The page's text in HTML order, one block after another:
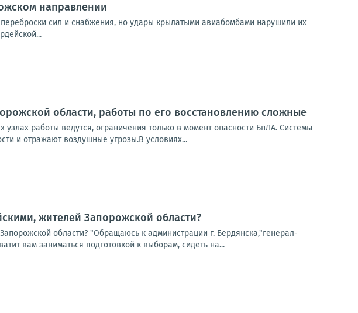
направлении
сил и снабжения, но удары крылатыми авиабомбами нарушили их
области, работы по его восстановлению сложные
работы ведутся, ограничения только в момент опасности БпЛА. Системы
и отражают воздушные угрозы.В условиях...
жителей Запорожской области?
области? "Обращаюсь к администрации г. Бердянска,"генерал-
вам заниматься подготовкой к выборам, сидеть на...